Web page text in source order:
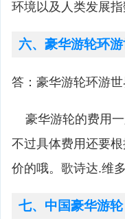
环境以及人类发展
六、豪华游轮环
答：豪华游轮环游
豪华游轮的费用一
不过具体费用还要
价的哦。歌诗达.维
七、中国豪华游轮